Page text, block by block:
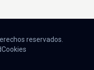
reservados.
Cookies